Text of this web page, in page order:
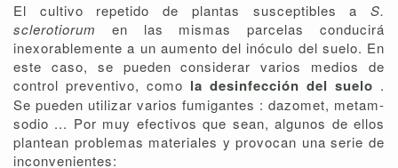
El cultivo repetido de plantas susceptibles a S.
sclerotiorum en las mismas parcelas conducirá
inexorablemente a un aumento del inóculo del suelo. En
este caso, se pueden considerar varios medios de
control preventivo, como la desinfección del suelo .
Se pueden utilizar varios fumigantes : dazomet, metam-
sodio ... Por muy efectivos que sean, algunos de ellos
plantean problemas materiales y provocan una serie de
inconvenientes: